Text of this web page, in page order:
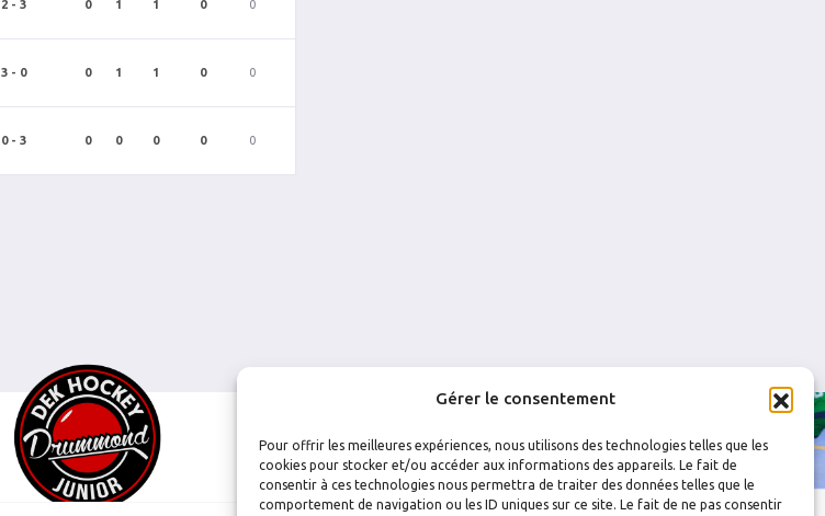
Gérer le consentement
Pour offrir les meilleures expériences, nous utilisons des technologies telles que les
cookies pour stocker et/ou accéder aux informations des appareils. Le fait de
consentir à ces technologies nous permettra de traiter des données telles que le
comportement de navigation ou les ID uniques sur ce site. Le fait de ne pas consentir
2 - 3 0 1 1 0 0
3 - 0 0 1 1 0 0
0 - 3 0 0 0 0 0